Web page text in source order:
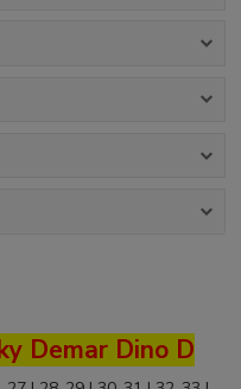
Demar Dino D